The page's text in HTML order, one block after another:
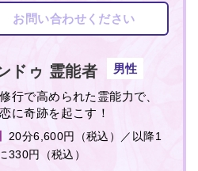
お問い合わせください
ドゥ 霊能者 男性
行で高められた霊能力で、
に奇跡を起こす！
20分6,600円（税込）／以降1
330円（税込）